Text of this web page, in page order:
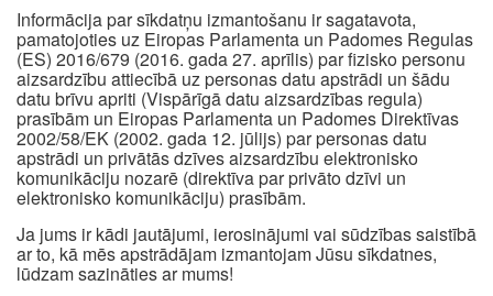
Informācija par sīkdatņu izmantošanu ir sagatavota,
pamatojoties uz Eiropas Parlamenta un Padomes Regulas
(ES) 2016/679 (2016. gada 27. aprīlis) par fizisko personu
aizsardzību attiecībā uz personas datu apstrādi un šādu
datu brīvu apriti (Vispārīgā datu aizsardzības regula)
prasībām un Eiropas Parlamenta un Padomes Direktīvas
2002/58/EK (2002. gada 12. jūlijs) par personas datu
apstrādi un privātās dzīves aizsardzību elektronisko
komunikāciju nozarē (direktīva par privāto dzīvi un
elektronisko komunikāciju) prasībām.
Ja jums ir kādi jautājumi, ierosinājumi vai sūdzības saistībā
ar to, kā mēs apstrādājam izmantojam Jūsu sīkdatnes,
lūdzam sazināties ar mums!